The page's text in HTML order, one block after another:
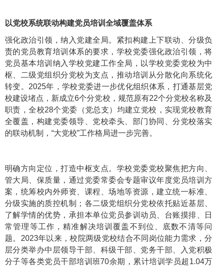
以党校系统联动构建党员培训全域覆盖体系
强化政治引领，纳入党建全局。紧扣构建上下联动、分级负
责的党员教育培训体系的要求，学校党委强化政治引领，将
党员基本培训纳入学校党建工作全局，以学校党委党校为中
枢、二级党组织分党校为支点，推动培训从分散化向系统化
转变。2025年，学校党委进一步优化组织体系，打通基层党
校建设堵点，新成立6个分党校，规范原有22个分党校名称及
职责，全校28个党委（党总支）均建立党校，实现党校教育
全覆盖，构建党委领导、党校牵头、部门协同、分党校落实
的联动机制，“大党校”工作格局进一步完善。
明确方向定位，打造中枢支点。学校党委党校聚焦把方向、
管大局、保质量，通过党委常委会专题审议年度党员培训方
案，统筹校内外师资、课程、场地等资源，建立统一标准、
分级实施的质控机制；各二级党组织分党校依托贴近基层、
了解学情的优势，承担本单位党员参训动员、台账摸排、日
常管理等工作，精准解决培训覆盖不到位、底数不清等问
题。2023年以来，校院两级党校结合不同岗位能力需求，分
层分类举办中层领导干部、科级干部、党务干部、入党积极
分子等各类党员干部培训班70余期，累计培训学员超1.04万